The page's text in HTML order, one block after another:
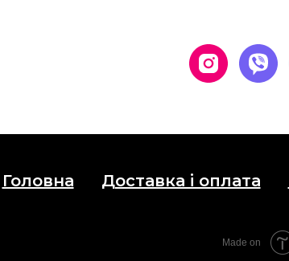
Головна Доставка і оплата
Made on